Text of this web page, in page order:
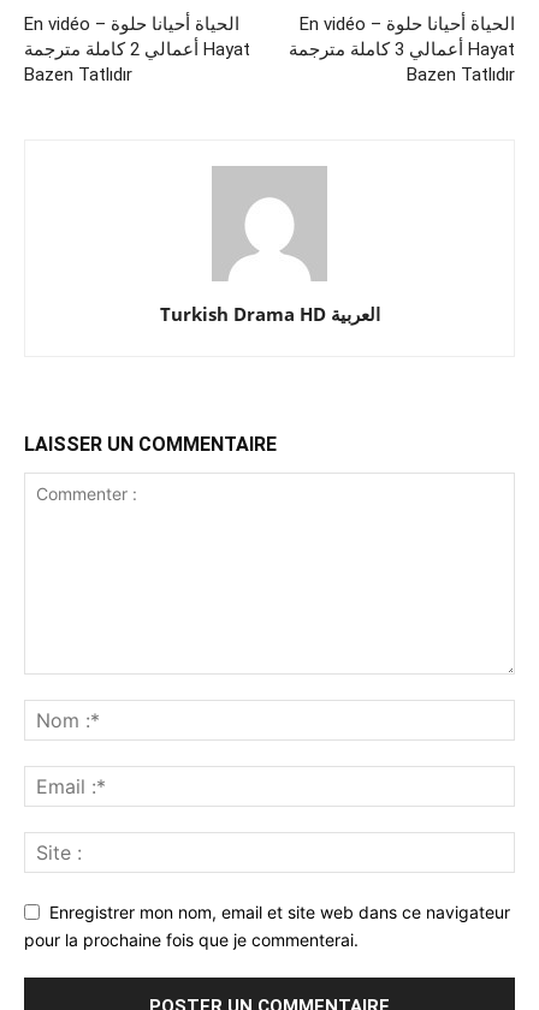
En vidéo – الحياة أحيانا حلوة
أعمالي 2 كاملة مترجمة Hayat
Bazen Tatlıdır
En vidéo – الحياة أحيانا حلوة
أعمالي 3 كاملة مترجمة Hayat
Bazen Tatlıdır
Turkish Drama HD العربية
LAISSER UN COMMENTAIRE
Enregistrer mon nom, email et site web dans ce navigateur
pour la prochaine fois que je commenterai.